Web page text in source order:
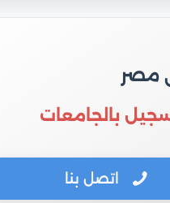
مصر
بالجامعات
اتصل بنا